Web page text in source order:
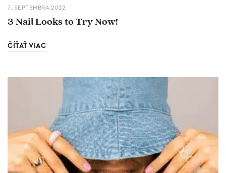
7. SEPTEMBRA 2022
3 Nail Looks to Try Now!
ČÍŤAŤ VIAC